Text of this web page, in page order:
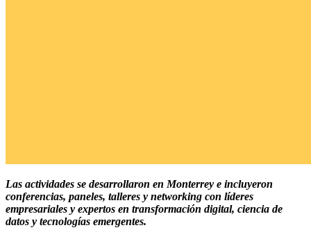
Las actividades se desarrollaron en Monterrey e incluyeron
conferencias, paneles, talleres y networking con líderes
empresariales y expertos en transformación digital, ciencia de
datos y tecnologías emergentes.